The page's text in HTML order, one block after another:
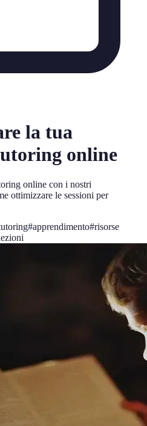
la tua
online
online con i nostri
ottimizzare le sessioni per
#apprendimento#risorse